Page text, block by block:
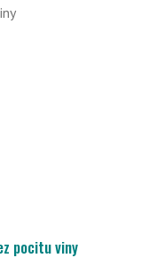
pocitu viny